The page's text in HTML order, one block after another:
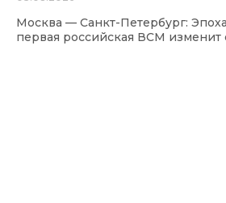
Москва — Санкт-Петербург:
первая российская ВСМ изменит